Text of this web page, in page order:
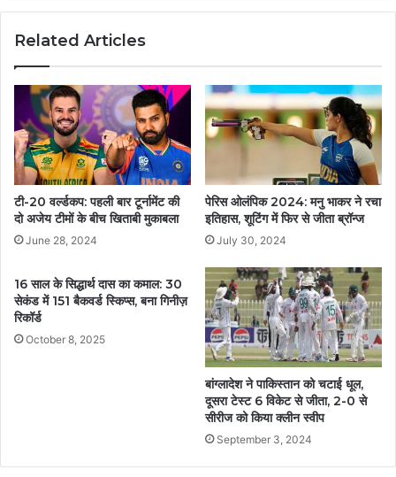
Related Articles
टी-20 वर्ल्डकप: पहली बार टूर्नामेंट की
दो अजेय टीमों के बीच खिताबी मुकाबला
June 28, 2024
पेरिस ओलंपिक 2024: मनु भाकर ने रचा
इतिहास, शूटिंग में फिर से जीता ब्रॉन्ज
July 30, 2024
16 साल के सिद्धार्थ दास का कमाल: 30
सेकंड में 151 बैकवर्ड स्किप्स, बना गिनीज़
रिकॉर्ड
October 8, 2025
बांग्लादेश ने पाकिस्तान को चटाई धूल,
दूसरा टेस्ट 6 विकेट से जीता, 2-0 से
सीरीज को किया क्लीन स्वीप
September 3, 2024